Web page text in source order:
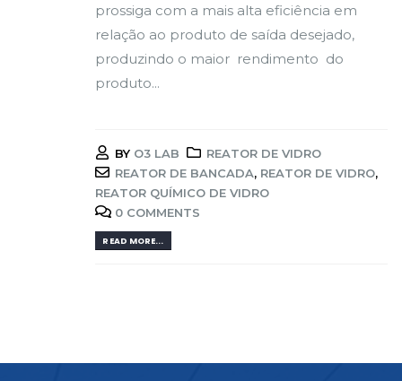
prossiga com a mais alta eficiência em
relação ao produto de saída desejado,
produzindo o maior rendimento do
produto...
BY O3 LAB
REATOR DE VIDRO
REATOR DE BANCADA, REATOR DE VIDRO,
REATOR QUÍMICO DE VIDRO
0 COMMENTS
READ MORE...